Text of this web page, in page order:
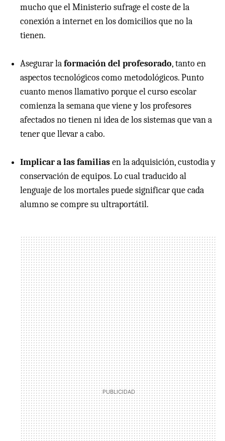
mucho que el Ministerio sufrage el coste de la
conexión a internet en los domicilios que no la
tienen.
Asegurar laformación del profesorado, tanto en
aspectos tecnológicos como metodológicos. Punto
cuanto menos llamativo porque el curso escolar
comienza la semana que viene y los profesores
afectados no tienen ni idea de los sistemas que van a
tener que llevar a cabo.
Implicar a las familiasen la adquisición, custodia y
conservación de equipos. Lo cual traducido al
lenguaje de los mortales puede significar que cada
alumno se compre su ultraportátil.